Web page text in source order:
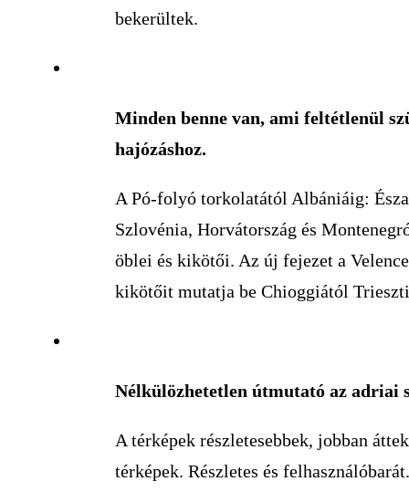
bekerültek.
Minden benne van, ami feltétlenül
hajózáshoz.
A Pó-folyó torkolatától Albániáig:
Szlovénia, Horvátország és
öblei és kikötői. Az új fejezet a
kikötőit mutatja be Chioggiától
Nélkülözhetetlen útmutató az adriai
A térképek részletesebbek, jobban
térképek. Részletes és felhasználóbarát.